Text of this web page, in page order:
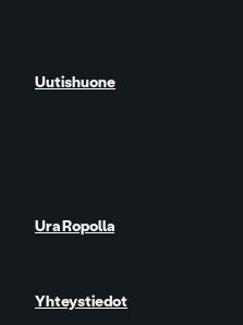
Uutishuone
Ura Ropolla
Yhteystiedot